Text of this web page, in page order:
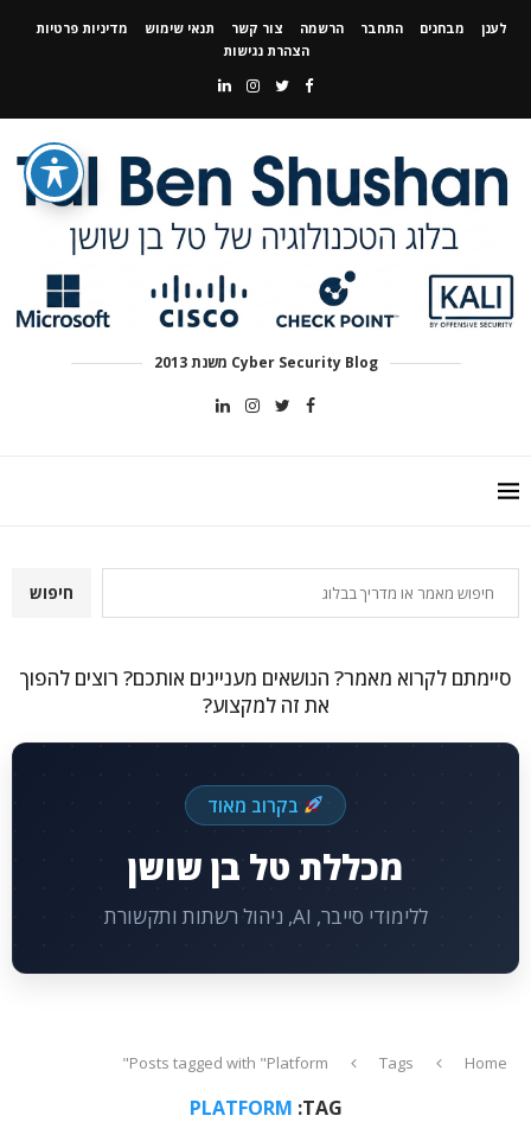
לענן מבחנים התחבר הרשמה צור קשר תנאי שימוש
מדיניות פרטיות
הצהרת נגישות
Cyber Security Blog משנת 2013
חיפוש
סיימתם לקרוא מאמר? הנושאים מעניינים אותכם? רוצים להפוך
את זה למקצוע?
בקרוב מאוד
מכללת טל בן שושן
ללימודי סייבר, AI, ניהול רשתות ותקשורת
Home
Tags
Posts tagged with "Platform"
TAG:
PLATFORM